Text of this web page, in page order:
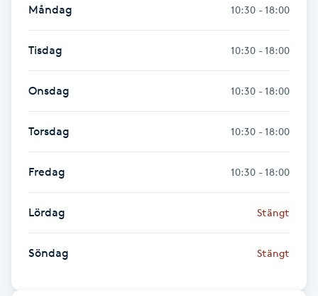
Gravidmassage
Gravidyoga
Gruppträning
Gua Sha-massage
Hatha Yoga
Headspa
Healing
Måndag 10:30 - 18:00
Tisdag 10:30 - 18:00
Onsdag 10:30 - 18:00
Torsdag 10:30 - 18:00
Fredag 10:30 - 18:00
Lördag Stängt
Söndag Stängt